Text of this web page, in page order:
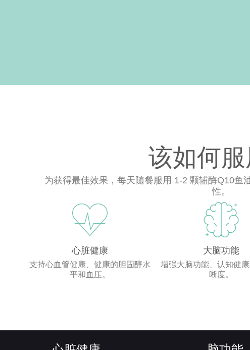
该如何服
为获得最佳效果，每天随餐服用 1-2 颗辅酶Q10鱼
性。
心脏健康
支持心血管健康、健康的胆固醇水
平和血压。
大脑功能
增强大脑功能、认知健
晰度。